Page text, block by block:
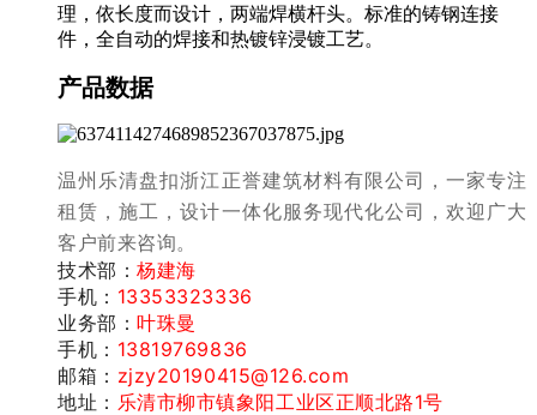
理，依长度而设计，两端焊横杆头。标准的铸钢连接
件，全自动的焊接和热镀锌浸镀工艺。
产品数据
温州乐清盘扣浙江正誉建筑材料有限公司，一家专注
租赁，施工，设计一体化服务现代化公司，欢迎广大
客户前来咨询。
技术部：杨建海
手机： 13353323336
业务部：叶珠曼
手机： 13819769836
邮箱： zjzy20190415@126.com
地址： 乐清市柳市镇象阳工业区正顺北路1号